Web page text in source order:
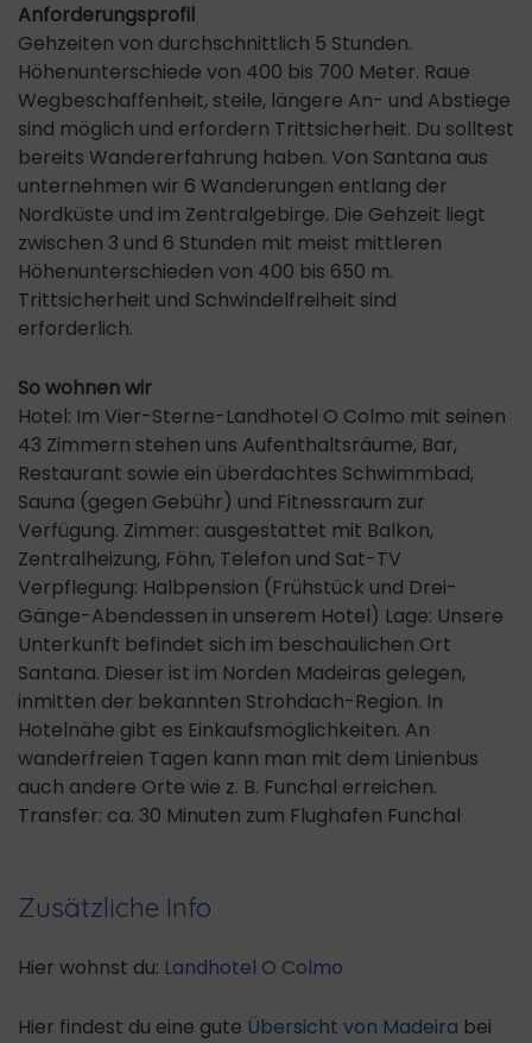
Anforderungsprofil
Gehzeiten von durchschnittlich 5 Stunden.
Höhenunterschiede von 400 bis 700 Meter. Raue
Wegbeschaffenheit, steile, längere An- und Abstiege
sind möglich und erfordern Trittsicherheit. Du solltest
bereits Wandererfahrung haben. Von Santana aus
unternehmen wir 6 Wanderungen entlang der
Nordküste und im Zentralgebirge. Die Gehzeit liegt
zwischen 3 und 6 Stunden mit meist mittleren
Höhenunterschieden von 400 bis 650 m.
Trittsicherheit und Schwindelfreiheit sind
erforderlich.
So wohnen wir
Hotel: Im Vier-Sterne-Landhotel O Colmo mit seinen
43 Zimmern stehen uns Aufenthaltsräume, Bar,
Restaurant sowie ein überdachtes Schwimmbad,
Sauna (gegen Gebühr) und Fitnessraum zur
Verfügung. Zimmer: ausgestattet mit Balkon,
Zentralheizung, Föhn, Telefon und Sat-TV
Verpflegung: Halbpension (Frühstück und Drei-
Gänge-Abendessen in unserem Hotel) Lage: Unsere
Unterkunft befindet sich im beschaulichen Ort
Santana. Dieser ist im Norden Madeiras gelegen,
inmitten der bekannten Strohdach-Region. In
Hotelnähe gibt es Einkaufsmöglichkeiten. An
wanderfreien Tagen kann man mit dem Linienbus
auch andere Orte wie z. B. Funchal erreichen.
Transfer: ca. 30 Minuten zum Flughafen Funchal
Zusätzliche Info
Hier wohnst du: Landhotel O Colmo
Hier findest du eine gute Übersicht von Madeira bei